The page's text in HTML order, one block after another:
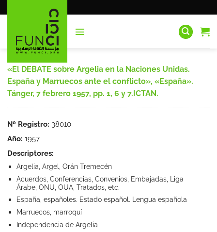
al
«El DEBATE sobre Argelia en la Naciones Unidas.
España y Marruecos ante el conflicto», «España».
Tánger, 7 febrero 1957, pp. 1, 6 y 7.ICTAN.
Nº Registro: 38010
Año: 1957
Descriptores:
Argelia, Argel, Orán Tremecén
Acuerdos, Conferencias, Convenios, Embajadas, Liga
Árabe, ONU, OUA, Tratados, etc.
España, españoles. Estado español. Lengua española
Marruecos, marroquí
Independencia de Argelia